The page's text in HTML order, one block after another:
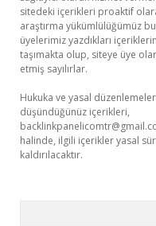
sitedeki içerikleri proaktif
araştırma yükümlülüğümüz
üyelerimiz yazdıkları
taşımakta olup, siteye üye
etmiş sayılırlar.
Hukuka ve yasal
düşündüğünüz içerikleri,
halinde, ilgili içerikler yasal
kaldırılacaktır.